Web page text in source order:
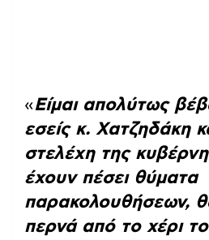
«Είμαι απολύτως
εσείς κ. Χατζηδάκη
στελέχη της
έχουν πέσει θύματα
παρακολουθήσεων,
περνά από το χέρι